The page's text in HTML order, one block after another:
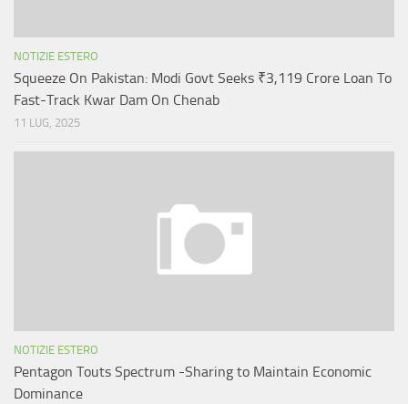
NOTIZIE ESTERO
Squeeze On Pakistan: Modi Govt Seeks ₹3,119 Crore Loan To
Fast-Track Kwar Dam On Chenab
11 LUG, 2025
NOTIZIE ESTERO
Pentagon Touts Spectrum -Sharing to Maintain Economic
Dominance